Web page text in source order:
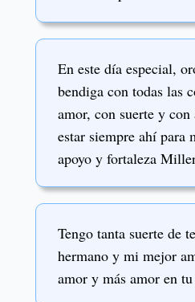
En este día especial,
bendiga con todas las
amor, con suerte y
estar siempre ahí para
apoyo y fortaleza
Tengo tanta suerte de
hermano y mi mejor
amor y más amor en